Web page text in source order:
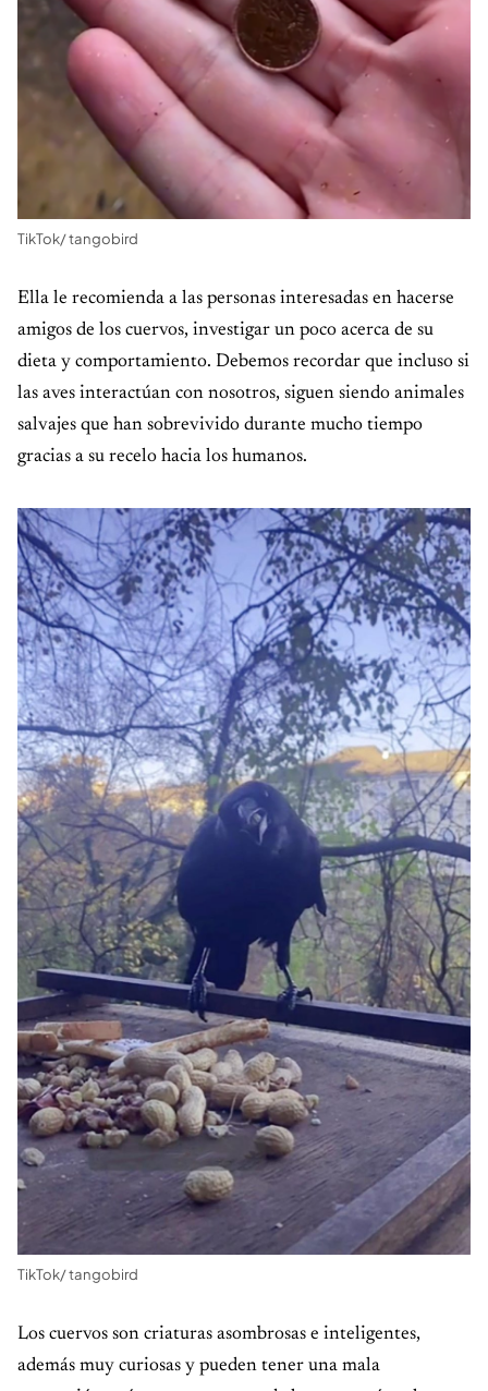
TikTok/ tangobird
Ella le recomienda a las personas interesadas en hacerse
amigos de los cuervos, investigar un poco acerca de su
dieta y comportamiento. Debemos recordar que incluso si
las aves interactúan con nosotros, siguen siendo animales
salvajes que han sobrevivido durante mucho tiempo
gracias a su recelo hacia los humanos.
TikTok/ tangobird
Los cuervos son criaturas asombrosas e inteligentes,
además muy curiosas y pueden tener una mala